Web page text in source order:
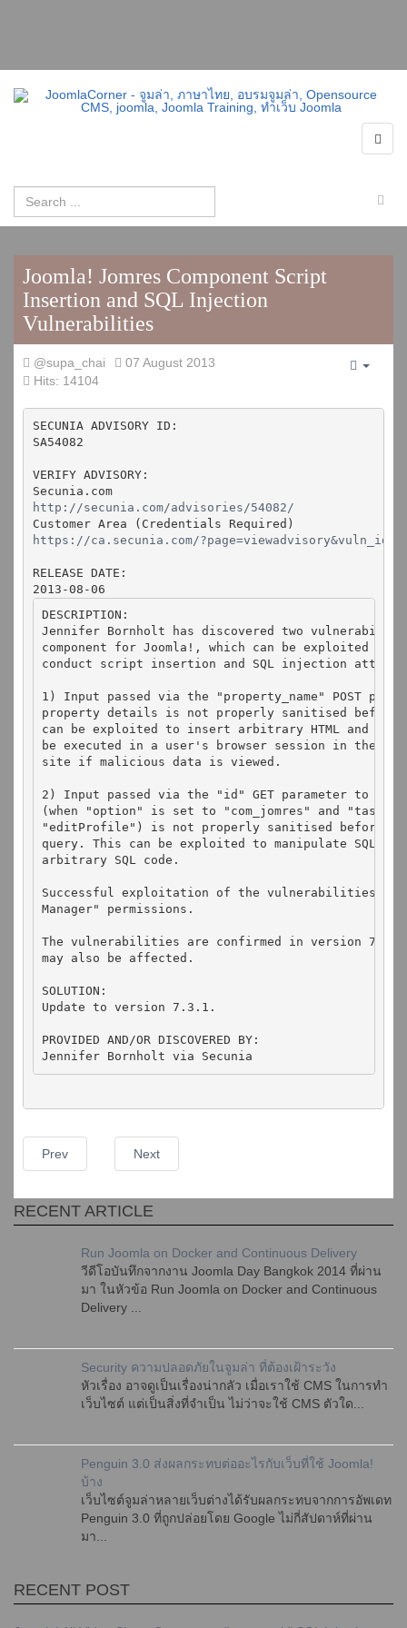
Joomla! Jomres Component Script
Insertion and SQL Injection
Vulnerabilities
@supa_chai
07 August 2013
Hits: 14104
SECUNIA ADVISORY ID:
SA54082
VERIFY ADVISORY:
Secunia.com
http://secunia.com/advisories/54082/
https://ca.secunia.com/
RELEASE DATE:
2013-08-06
DESCRIPTION:
Jennifer Bornholt has discovered two
component for Joomla!, which can be exploited by
conduct script insertion and SQL injection
1) Input passed via the "property_name" POST
property details is not properly sanitised before
can be exploited to insert arbitrary HTML and
be executed in a user's browser session in the
site if malicious data is viewed.
2) Input passed via the "id" GET parameter to
(when "option" is set to "com_jomres" and "task"
"editProfile") is not properly sanitised before
query. This can be exploited to manipulate SQL
arbitrary SQL code.
Successful exploitation of the vulnerabilities
Manager" permissions.
The vulnerabilities are confirmed in version
may also be affected.
SOLUTION:
Update to version 7.3.1.
PROVIDED AND/OR DISCOVERED BY:
Jennifer Bornholt via Secunia
Prev Next
RECENT ARTICLE
Run Joomla on Docker and Continuous Delivery
วีดีโอบันทึกจากงาน Joomla Day Bangkok 2014 ที่ผ่าน
มา ในหัวข้อ Run Joomla on Docker and Continuous
Delivery ...
Security ความปลอดภัยในจูมล่า ที่ต้องเฝ้าระวัง
หัวเรื่อง อาจดูเป็นเรื่องน่ากลัว เมื่อเราใช้ CMS ในการทำ
เว็บไซต์ แต่เป็นสิ่งที่จำเป็น ไม่ว่าจะใช้ CMS ตัวใด...
Penguin 3.0 ส่งผลกระทบต่ออะไรกับเว็บที่ใช้ Joomla!
บ้าง
เว็บไซต์จูมล่าหลายเว็บต่างได้รับผลกระทบจากการอัพเดท
Penguin 3.0 ที่ถูกปล่อยโดย Google ไม่กี่สัปดาห์ที่ผ่าน
มา...
RECENT POST